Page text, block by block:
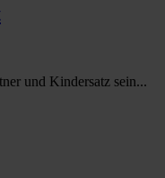
und Kindersatz sein...